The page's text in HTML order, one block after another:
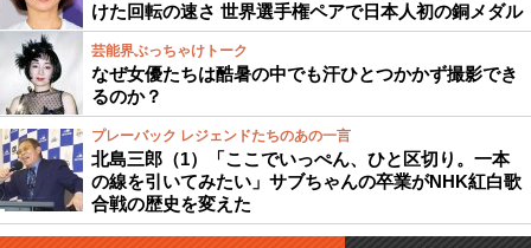
けた回転の速さ 世界選手権ペアで日本人初の銅メダル
芸能界ぶっちゃけトーク
なぜ女優たちは酷暑の中でも汗ひとつかかず撮影でき
るのか？
プレーバック レジェンドたちのあの一言
北島三郎（1）「ここでいっぺん、ひと区切り。一本
の線を引いてみたい」サブちゃんの卒業がNHK紅白歌
合戦の歴史を変えた